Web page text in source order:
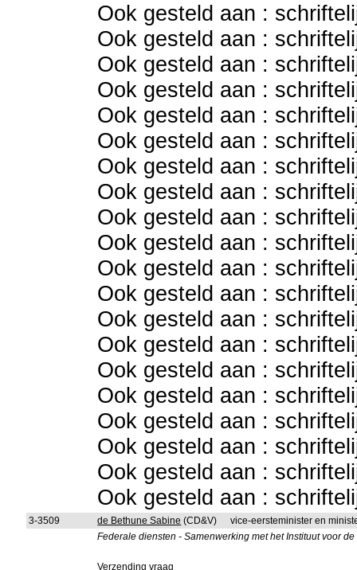
Ook gesteld aan :
Ook gesteld aan :
Ook gesteld aan :
Ook gesteld aan :
Ook gesteld aan :
Ook gesteld aan :
Ook gesteld aan :
Ook gesteld aan :
Ook gesteld aan :
Ook gesteld aan :
Ook gesteld aan :
Ook gesteld aan :
Ook gesteld aan :
Ook gesteld aan :
Ook gesteld aan :
Ook gesteld aan :
Ook gesteld aan :
Ook gesteld aan :
Ook gesteld aan :
Ook gesteld aan :
3-3509 de Bethune Sabine (CD&V)
vice-eersteminister en
Federale diensten - Samenwerking met het Instituut voor
Verzending vraag